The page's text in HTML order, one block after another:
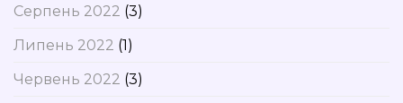
Серпень 2022 (3)
Липень 2022 (1)
Червень 2022 (3)